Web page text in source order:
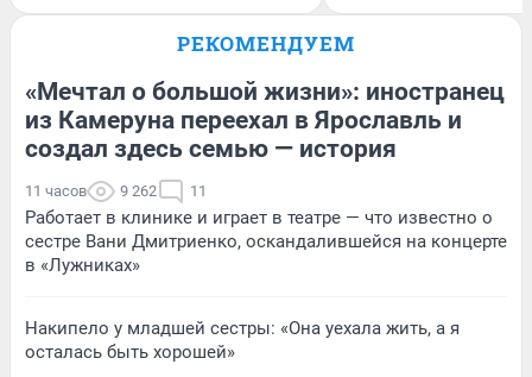
РЕКОМЕНДУЕМ
«Мечтал о большой жизни»: иностранец
из Камеруна переехал в Ярославль и
создал здесь семью — история
11 часов 9 262 11
Работает в клинике и играет в театре — что известно о
сестре Вани Дмитриенко, оскандалившейся на концерте
в «Лужниках»
Накипело у младшей сестры: «Она уехала жить, а я
осталась быть хорошей»